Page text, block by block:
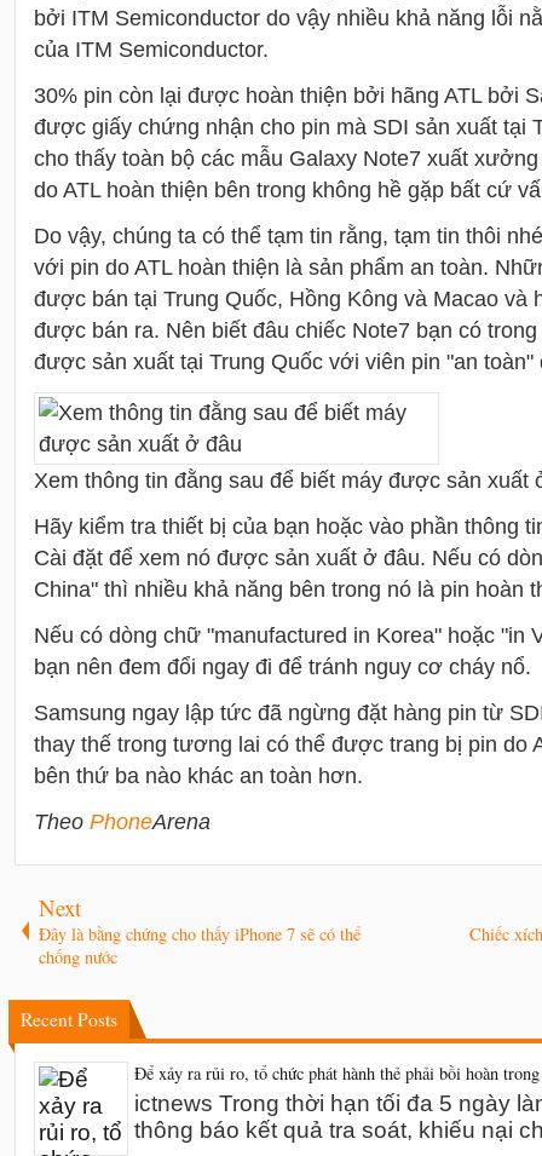
bởi ITM Semiconductor do vậy nhiều khả năng lỗi
của ITM Semiconductor.
30% pin còn lại được hoàn thiện bởi hãng ATL bởi
được giấy chứng nhận cho pin mà SDI sản xuất tại
cho thấy toàn bộ các mẫu Galaxy Note7 xuất
do ATL hoàn thiện bên trong không hề gặp bất cứ
Do vậy, chúng ta có thể tạm tin rằng, tạm tin thôi
với pin do ATL hoàn thiện là sản phẩm an toàn.
được bán tại Trung Quốc, Hồng Kông và Macao và
được bán ra. Nên biết đâu chiếc Note7 bạn có
được sản xuất tại Trung Quốc với viên pin "an toàn"
Xem thông tin đằng sau để biết máy được sản xuất
Hãy kiểm tra thiết bị của bạn hoặc vào phần thông
Cài đặt để xem nó được sản xuất ở đâu. Nếu có
China" thì nhiều khả năng bên trong nó là pin hoàn
Nếu có dòng chữ "manufactured in Korea" hoặc "in
bạn nên đem đổi ngay đi để tránh nguy cơ cháy nổ.
Samsung ngay lập tức đã ngừng đặt hàng pin từ
thay thế trong tương lai có thể được trang bị pin do
bên thứ ba nào khác an toàn hơn.
Theo PhoneArena
Next
Đây là bằng chứng cho thấy iPhone 7 sẽ có thể
chống nước
Chiếc
Recent Posts
Để xảy ra rủi ro, tổ chức phát hành thẻ phải bồi hoàn
ictnews Trong thời hạn tối đa 5 ngày
thông báo kết quả tra soát, khiếu nại